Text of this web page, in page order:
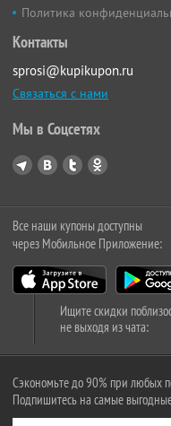
Политика
Контакты
sprosi@kupikupon.ru
Связаться с нами
Мы в Соцсетях
Все наши купоны доступны
через Мобильное Приложение:
Ищите скидки
не выходя из чата:
Сэкономьте до 90% при любых
Подпишитесь на самые